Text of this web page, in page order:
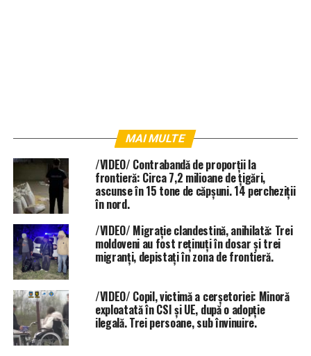
MAI MULTE
/VIDEO/ Contrabandă de proporții la
frontieră: Circa 7,2 milioane de țigări,
ascunse în 15 tone de căpșuni. 14 percheziții
în nord.
/VIDEO/ Migrație clandestină, anihilată: Trei
moldoveni au fost reținuți în dosar și trei
migranți, depistați în zona de frontieră.
/VIDEO/ Copil, victimă a cerșetoriei: Minoră
exploatată în CSI și UE, după o adopție
ilegală. Trei persoane, sub învinuire.